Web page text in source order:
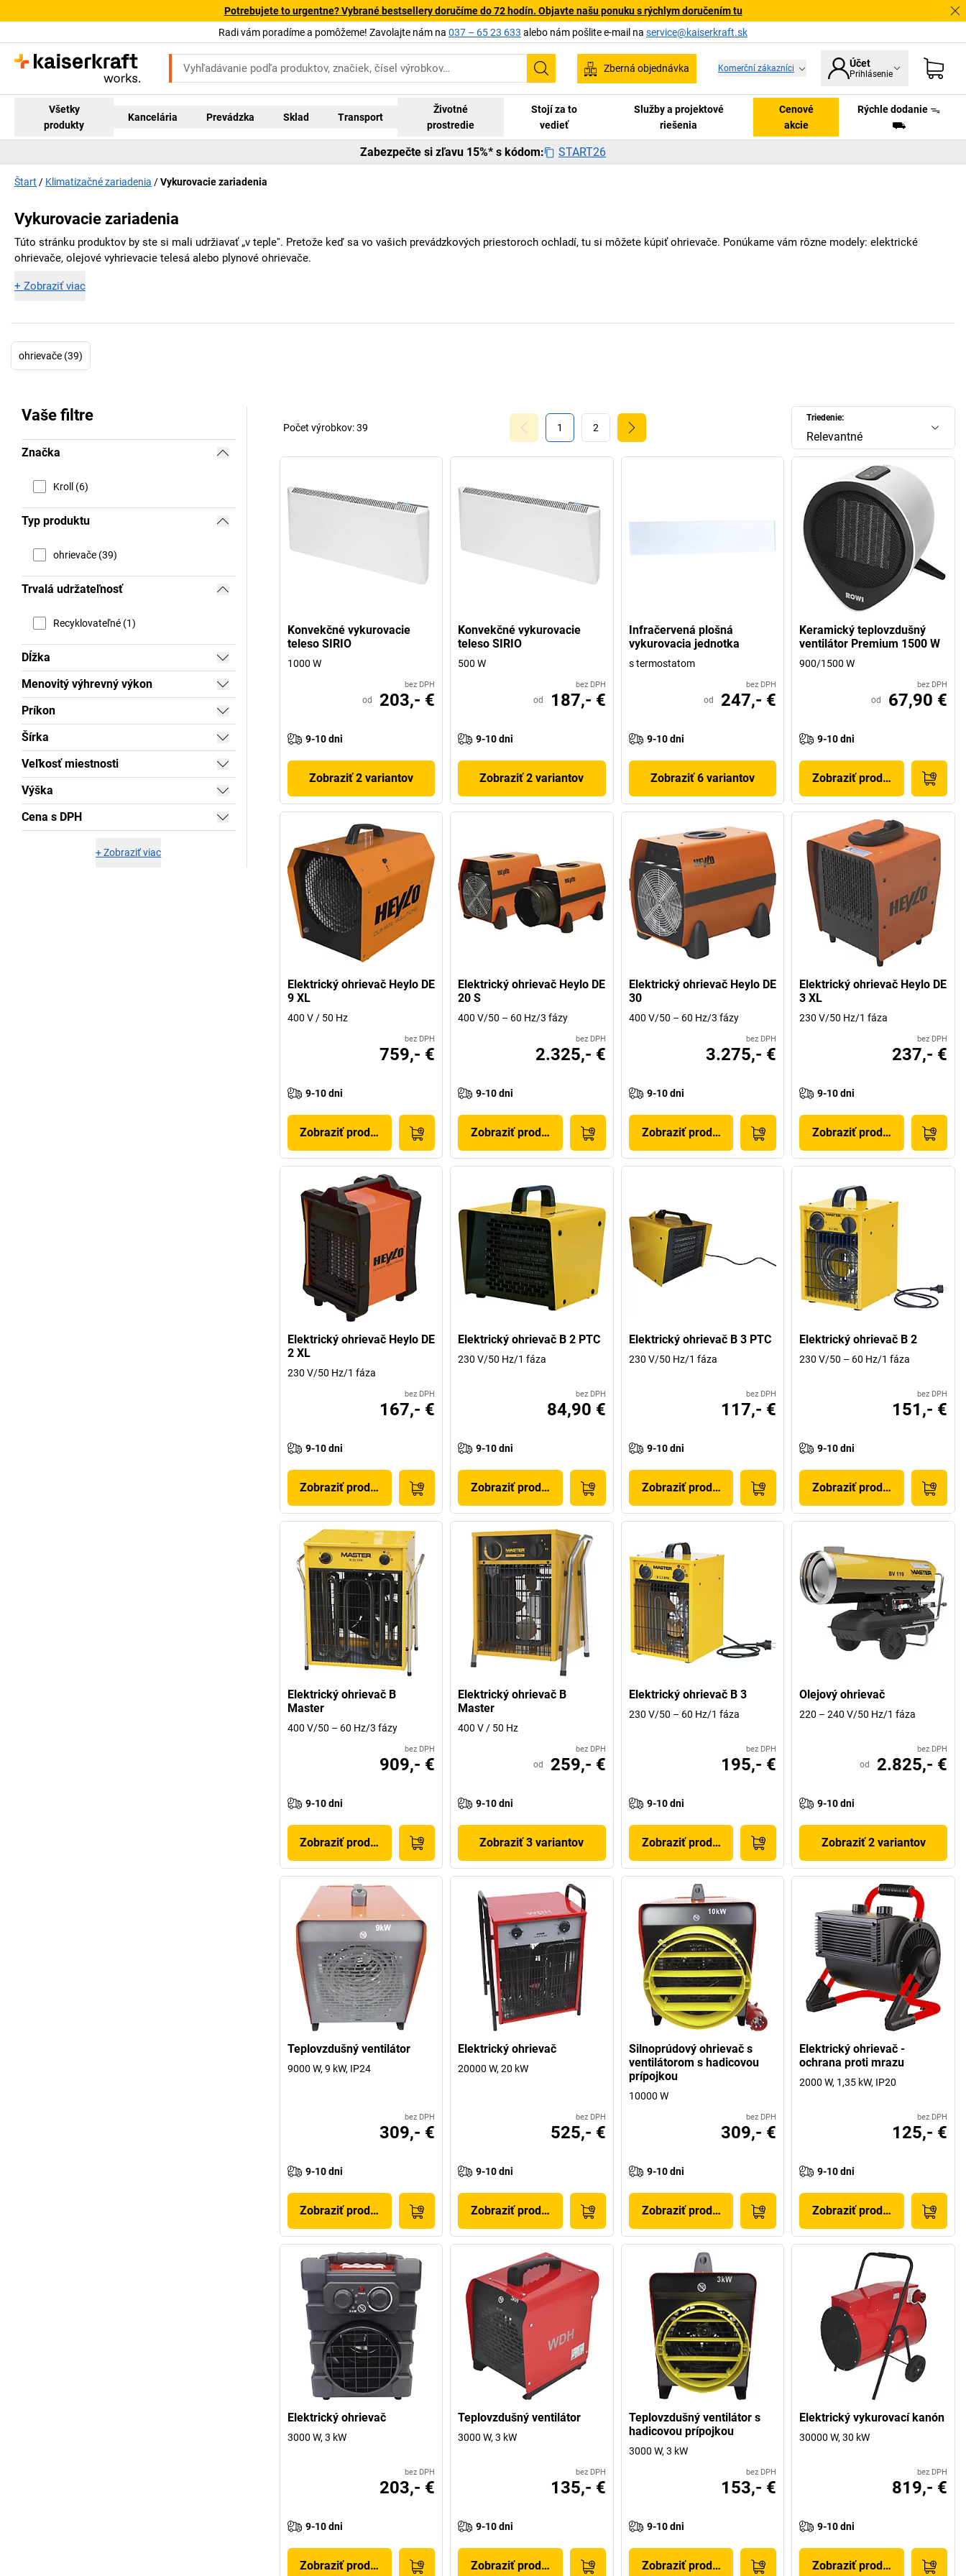
Potrebujete to urgentne? Vybrané bestsellery doručíme do 72 hodín. Objavte našu ponuku s rýchlym doručením tu
Radi vám poradíme a pomôžeme! Zavolajte nám na 037 – 65 23 633 alebo nám pošlite e-mail na service@kaiserkraft.sk
Vyhľadávanie
Zberná objednávka Komerční zákazníci Účet
Prihlásenie
Všetky
produkty
Kancelária Prevádzka Sklad Transport
Životné
prostredie
Stojí za to
vedieť
Služby a projektové
riešenia
Cenové
akcie
Rýchle dodanie ᯓ
⛟
Zabezpečte si zľavu 15%* s kódom: START26
Štart Klimatizačné zariadenia Vykurovacie zariadenia
Vykurovacie zariadenia
Túto stránku produktov by ste si mali udržiavať „v teple''. Pretože keď sa vo vašich prevádzkových priestoroch ochladí, tu si môžete kúpiť ohrievače. Ponúkame vám rôzne modely: elektrické
ohrievače, olejové vyhrievacie telesá alebo plynové ohrievače.
+ Zobraziť viac
ohrievače (39)
Vaše filtre
Značka
Kroll (6)
Typ produktu
ohrievače (39)
Trvalá udržateľnosť
Recyklovateľné (1)
Dĺžka
Menovitý výhrevný výkon
Príkon
Šírka
Veľkosť miestnosti
Výška
Cena s DPH
+Zobraziť viac
Triedenie:
Relevantné
1 2
Počet výrobkov:39
Konvekčné vykurovacie
teleso SIRIO
1000 W
bez DPH
od 203,- €
9-10 dni
Zobraziť 2 variantov
Konvekčné vykurovacie
teleso SIRIO
500 W
bez DPH
od 187,- €
9-10 dni
Zobraziť 2 variantov
Infračervená plošná
vykurovacia jednotka
s termostatom
bez DPH
od 247,- €
9-10 dni
Zobraziť 6 variantov
Keramický teplovzdušný
ventilátor Premium 1500 W
900/1500 W
bez DPH
od 67,90 €
9-10 dni
Zobraziť produkt
Elektrický ohrievač Heylo DE
9 XL
400 V / 50 Hz
bez DPH
759,- €
9-10 dni
Zobraziť produkt
Elektrický ohrievač Heylo DE
20 S
400 V/50 – 60 Hz/3 fázy
bez DPH
2.325,- €
9-10 dni
Zobraziť produkt
Elektrický ohrievač Heylo DE
30
400 V/50 – 60 Hz/3 fázy
bez DPH
3.275,- €
9-10 dni
Zobraziť produkt
Elektrický ohrievač Heylo DE
3 XL
230 V/50 Hz/1 fáza
bez DPH
237,- €
9-10 dni
Zobraziť produkt
Elektrický ohrievač Heylo DE
2 XL
230 V/50 Hz/1 fáza
bez DPH
167,- €
9-10 dni
Zobraziť produkt
Elektrický ohrievač B 2 PTC
230 V/50 Hz/1 fáza
bez DPH
84,90 €
9-10 dni
Zobraziť produkt
Elektrický ohrievač B 3 PTC
230 V/50 Hz/1 fáza
bez DPH
117,- €
9-10 dni
Zobraziť produkt
Elektrický ohrievač B 2
230 V/50 – 60 Hz/1 fáza
bez DPH
151,- €
9-10 dni
Zobraziť produkt
Elektrický ohrievač B
Master
400 V/50 – 60 Hz/3 fázy
bez DPH
909,- €
9-10 dni
Zobraziť produkt
Elektrický ohrievač B
Master
400 V / 50 Hz
bez DPH
od 259,- €
9-10 dni
Zobraziť 3 variantov
Elektrický ohrievač B 3
230 V/50 – 60 Hz/1 fáza
bez DPH
195,- €
9-10 dni
Zobraziť produkt
Olejový ohrievač
220 – 240 V/50 Hz/1 fáza
bez DPH
od 2.825,- €
9-10 dni
Zobraziť 2 variantov
Teplovzdušný ventilátor
9000 W, 9 kW, IP24
bez DPH
309,- €
9-10 dni
Zobraziť produkt
Elektrický ohrievač
20000 W, 20 kW
bez DPH
525,- €
9-10 dni
Zobraziť produkt
Silnoprúdový ohrievač s
ventilátorom s hadicovou
prípojkou
10000 W
bez DPH
309,- €
9-10 dni
Zobraziť produkt
Elektrický ohrievač -
ochrana proti mrazu
2000 W, 1,35 kW, IP20
bez DPH
125,- €
9-10 dni
Zobraziť produkt
Elektrický ohrievač
3000 W, 3 kW
bez DPH
203,- €
9-10 dni
Zobraziť produkt
Teplovzdušný ventilátor
3000 W, 3 kW
bez DPH
135,- €
9-10 dni
Zobraziť produkt
Teplovzdušný ventilátor s
hadicovou prípojkou
3000 W, 3 kW
bez DPH
153,- €
9-10 dni
Zobraziť produkt
Elektrický vykurovací kanón
30000 W, 30 kW
bez DPH
819,- €
9-10 dni
Zobraziť produkt